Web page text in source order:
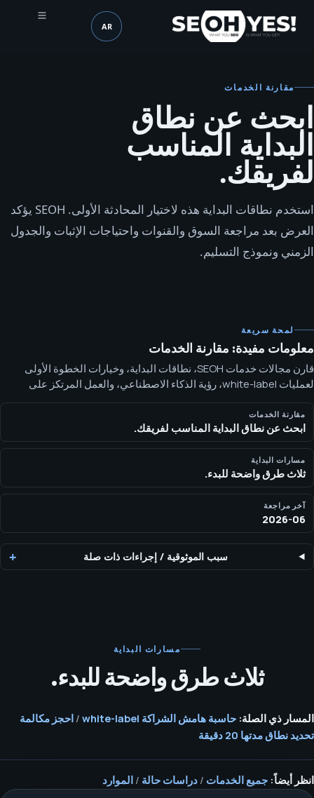
SEOH اللغة (mobile header)
AR
مقارنة الخدمات
ابحث عن نطاق
البداية المناسب
لفريقك.
استخدم نطاقات البداية هذه لاختيار المحادثة الأولى. SEOH يؤكد
العرض بعد مراجعة السوق والقنوات واحتياجات الإثبات والجدول
الزمني ونموذج التسليم.
لمحة سريعة
معلومات مفيدة: مقارنة الخدمات
قارن مجالات خدمات SEOH، نطاقات البداية، وخيارات الخطوة الأولى
لعمليات white-label، رؤية الذكاء الاصطناعي، والعمل المرتكز على
الامتثال. استخدم نطاقات البداية هذه لاختيار المحادثة الأولى. SEOH يؤكد
العرض بعد مراجعة السوق والقنوات واحتياجات الإثبات والجدول الزمني
ونموذج التسليم.
مقارنة الخدمات
ابحث عن نطاق البداية المناسب لفريقك.
مسارات البداية
ثلاث طرق واضحة للبدء.
آخر مراجعة
2026-06
سبب الموثوقية /إجراءات ذات صلة
مسارات البداية
ثلاث طرق واضحة للبدء.
المسار ذي الصلة: حاسبة هامش الشراكة white-label / احجز مكالمة
تحديد نطاق مدتها 20 دقيقة
انظر أيضاً: جميع الخدمات / دراسات حالة / الموارد